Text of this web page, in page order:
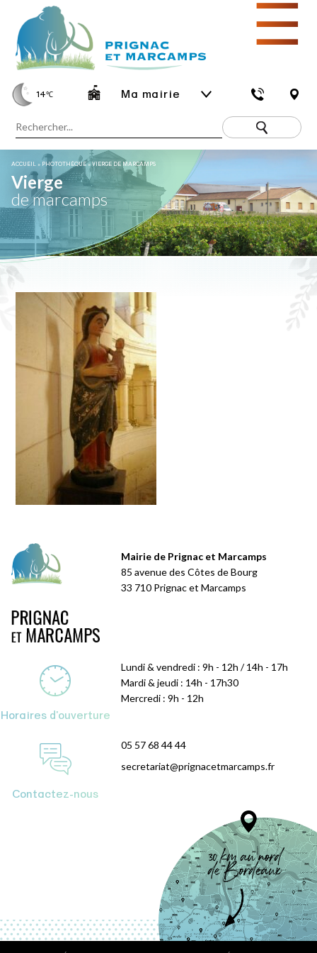
14℃ Ma mairie
☰
ACCUEIL » PHOTOTHÈQUE»VIERGE DE MARCAMPS
Vierge
de marcamps
Mairie de Prignac et Marcamps
85 avenue des Côtes de Bourg
33 710 Prignac et Marcamps
Horaires d'ouverture
Lundi & vendredi : 9h - 12h / 14h - 17h
Mardi & jeudi : 14h - 17h30
Mercredi : 9h - 12h
Contactez-nous
05 57 68 44 44
secretariat@prignacetmarcamps.fr